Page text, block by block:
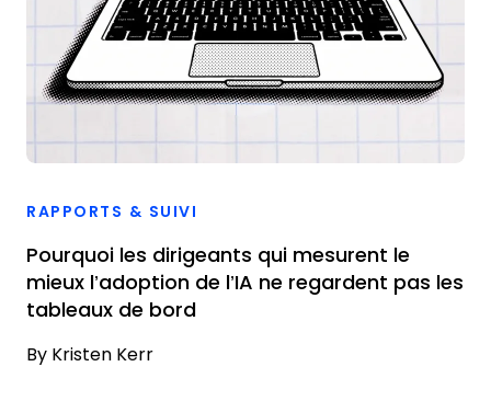
RAPPORTS & SUIVI
Pourquoi les dirigeants qui mesurent le
mieux l’adoption de l’IA ne regardent pas les
tableaux de bord
By Kristen Kerr